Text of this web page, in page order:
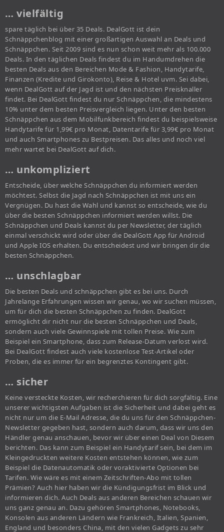
… vielfältig
spare täglich bei über 35 Deals. DealGott ist dein
Schnäppchenblog mit einer großartigen Auswahl an Deals und
Schnäppchen. Seit 2009 sind es nun schon weit mehr als 100.000
Deals. In den täglichen Deals findest du im Handumdrehen die
besten Deals aus den Bereichen Mode & Fashion, Handytarife,
Finanzen (Kredite und Girokonto), Reise & Hotel uvm. Sei dabei,
wenn DealGott auf der Jagd ist und den nächsten Preisknaller
findet. Bei DealGott findest du nur Schnäppchen, die mindestens
10% unter dem besten Preisvergleich liegen. Unter den besten
Schnäppchen aus dem Mobilfunkbereich findest du beispielsweise
Handytarife für 1,99€ pro Monat, Datentarife für 3,99€ pro Monat
und auch Smartphones zu Bestpreisen. Das alles und noch viel
mehr wartet bei DealGott auf dich.
… unkompliziert
Entscheide, über welche Schnäppchen du informiert werden
möchtest. Selbst die Jagd nach Schnäppchen ist mit uns ein
Vergnügen. Du hast die Wahl und kannst so entscheide, wie du
über die besten Schnäppchen informiert werden willst. Die
Schnäppchen und Deals kannst du per Newsletter, der täglich
einmal verschickt wird oder über die DealGott App für Android
und Apple IOS erhalten. Du entscheidest und wir bringen dir die
besten Schnäppchen.
… unschlagbar
Die besten Deals und schnäppchen gibt es bei uns. Durch
Jahrelange Erfahrungen wissen wir genau, wo wir suchen müssen,
um für dich die besten Schnäppchen zu finden. DealGott
ermöglicht dir nicht nur die besten Schnäppchen und Deals,
sondern auch viele Gewinnspiele mit tollen Preise. Wie zum
Beispiel ein Smartphone, dass zum Release-Datum verlost wird.
Bei DealGott findest auch viele kostenlose Test-Artikel oder
Proben, die es immer für ein begrenztes Kontingent gibt.
… sicher
Keine versteckte Kosten, wir recherchieren für dich sorgfältig. Eine
unserer wichtigsten Aufgaben ist die Sicherheit und dabei geht es
nicht nur um die E-Mail Adresse, die du uns für den Schnäppchen-
Newsletter gegeben hast, sondern auch darum, dass wir uns den
Händler genau anschauen, bevor wir über einen Deal von Diesem
berichten. Das kann zum Beispiel ein Handytarif sein, bei dem im
Kleingedruckten weitere Kosten entstehen können, wie zum
Beispiel die Datenautomatik oder voraktivierte Optionen bei
Tarifen. Wie wäre es mit einem Zeitschriften-Abo mit tollen
Prämien? Auch hier haben wir die Kündigungsfrist im Blick und
informieren dich. Auch Deals aus anderen Bereichen schauen wir
uns ganz genau an. Dazu gehören Smartphones, Notebooks,
Konsolen aus anderen Ländern wie Frankreich, Italien, Spanien,
England und besonders China, mit den vielen Gadgets zu sehr